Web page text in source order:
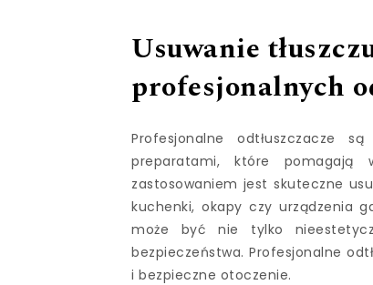
Usuwanie
profesjonalnych
Profesjonalne odtłuszczacze
preparatami, które pomagają
zastosowaniem jest skuteczne
kuchenki, okapy czy urządzenia
może być nie tylko
bezpieczeństwa. Profesjonalne
i bezpieczne otoczenie.